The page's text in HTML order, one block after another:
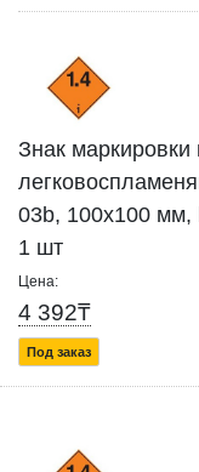
Знак маркировки
03b, 100x100 мм,
1 шт
Цена:
4 392₸
Под заказ